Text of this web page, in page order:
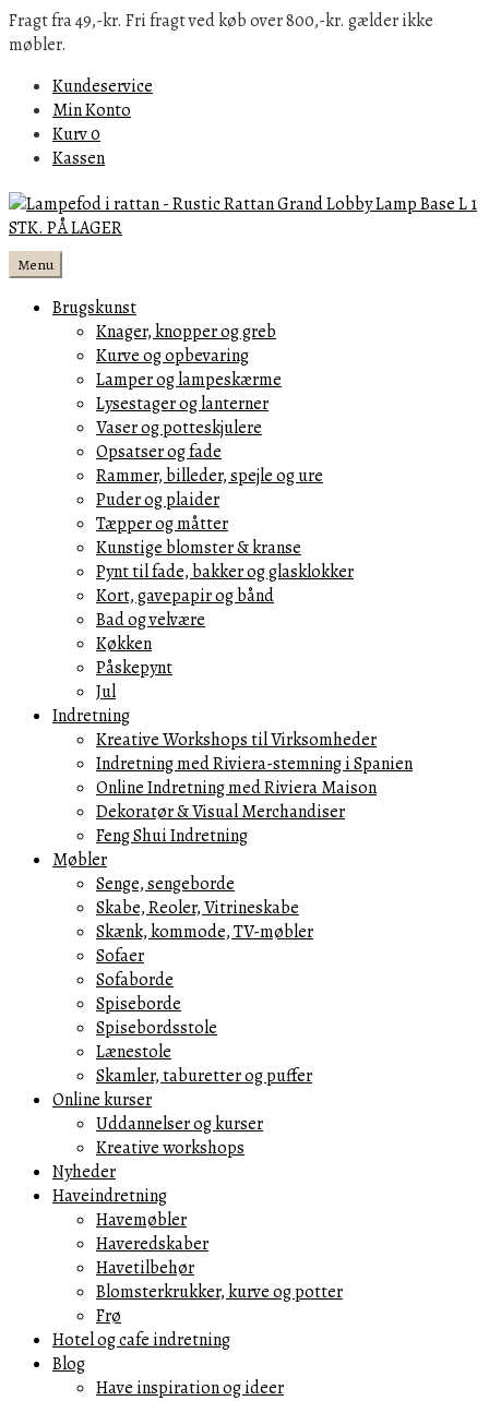
Fragt fra 49,-kr. Fri fragt ved køb over 800,-kr. gælder ikke
møbler.
Kundeservice
Min Konto
Kurv0
Kassen
Menu
Brugskunst
Knager, knopper og greb
Kurve og opbevaring
Lamper og lampeskærme
Lysestager og lanterner
Vaser og potteskjulere
Opsatser og fade
Rammer, billeder, spejle og ure
Puder og plaider
Tæpper og måtter
Kunstige blomster & kranse
Pynt til fade, bakker og glasklokker
Kort, gavepapir og bånd
Bad og velvære
Køkken
Påskepynt
Jul
Indretning
Kreative Workshops til Virksomheder
Indretning med Riviera-stemning i Spanien
Online Indretning med Riviera Maison
Dekoratør & Visual Merchandiser
Feng Shui Indretning
Møbler
Senge, sengeborde
Skabe, Reoler, Vitrineskabe
Skænk, kommode, TV-møbler
Sofaer
Sofaborde
Spiseborde
Spisebordsstole
Lænestole
Skamler, taburetter og puffer
Online kurser
Uddannelser og kurser
Kreative workshops
Nyheder
Haveindretning
Havemøbler
Haveredskaber
Havetilbehør
Blomsterkrukker, kurve og potter
Frø
Hotel og cafe indretning
Blog
Have inspiration og ideer